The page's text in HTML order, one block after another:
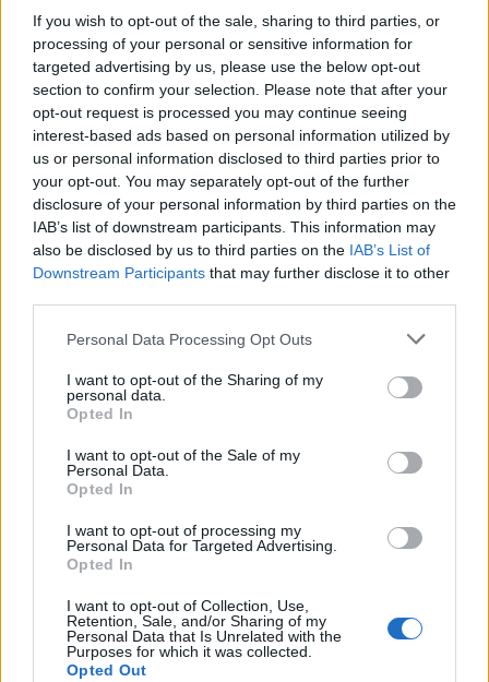
If you wish to opt-out of the sale, sharing to third parties, or
processing of your personal or sensitive information for
targeted advertising by us, please use the below opt-out
section to confirm your selection. Please note that after your
opt-out request is processed you may continue seeing
interest-based ads based on personal information utilized by
us or personal information disclosed to third parties prior to
your opt-out. You may separately opt-out of the further
disclosure of your personal information by third parties on the
IAB’s list of downstream participants. This information may
also be disclosed by us to third parties on the IAB’s List of
Downstream Participants that may further disclose it to other
Personal Data Processing Opt Outs
I want to opt-out of the Sharing of my
personal data.
Opted In
I want to opt-out of the Sale of my
Personal Data.
Opted In
I want to opt-out of processing my
Personal Data for Targeted Advertising.
Opted In
I want to opt-out of Collection, Use,
Retention, Sale, and/or Sharing of my
Personal Data that Is Unrelated with the
Purposes for which it was collected.
Opted Out
società rossonera. Meglio non tirare troppo la corda, onde
evitare che ADL si spazientisca e faccia come con Vincenzo
Italiano qualche giorno fa. Ipotesi volutamente provocatoria e
quasi iperbolica, visto che l'accordo Allegri-Napoli appare
blindato, anche se De Laurentiis a breve volerà per impegni
lavorativi negli Stati Uniti e intende farlo con la questione
panchina sistemata".
VAI ALLA VERSIONE CLASSICA
Il materiale (testo, foto e video) consultabile in questo portale è di nostra proprietà.
Alcune foto (screenshot) ed articoli presenti su "Milan Magazine" sono in parte giunti da